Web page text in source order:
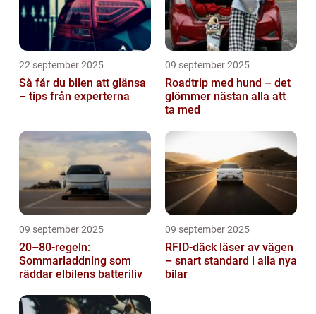
22 september 2025
Så får du bilen att glänsa
– tips från experterna
09 september 2025
Roadtrip med hund – det
glömmer nästan alla att
ta med
09 september 2025
20–80-regeln:
Sommarladdning som
räddar elbilens batteriliv
09 september 2025
RFID-däck läser av vägen
– snart standard i alla nya
bilar